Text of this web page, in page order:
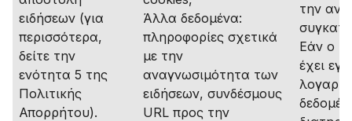
ειδήσεων (για
περισσότερα,
δείτε την
ενότητα 5 της
Πολιτικής
Απορρήτου).
Άλλα δεδομένα:
πληροφορίες σχετικά
με την
αναγνωσιμότητα των
ειδήσεων, συνδέσμους
URL προς την
την
Εάν ο
έχει